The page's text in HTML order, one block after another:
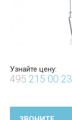
Узнайте цену:
495 215 00 23